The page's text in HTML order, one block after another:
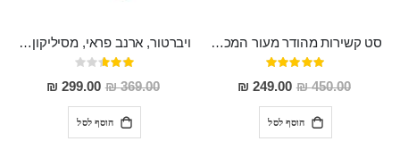
סט קשירות מהודר מעור המכיל 5 חלקים "Ariki"
דירוג:
100%
450.00 ₪
מחיר
מבצע
249.00 ₪
הוסף לסל
ויברטור, ארנב פראי, מסיליקון רפואי 10 מצבי רטט, נטען
דירוג:
53%
369.00 ₪
מחיר
מבצע
299.00 ₪
הוסף לסל